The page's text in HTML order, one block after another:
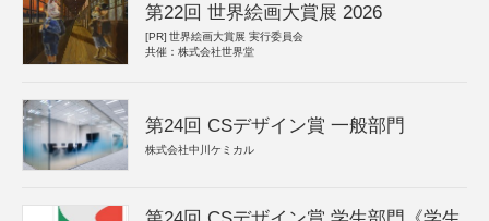
第22回 世界絵画大賞展 2026
[PR] 世界絵画大賞展 実行委員会
共催：株式会社世界堂
第24回 CSデザイン賞 一般部門
株式会社中川ケミカル